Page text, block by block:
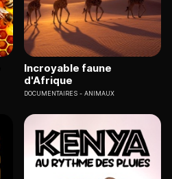
Incroyable faune
d'Afrique
DOCUMENTAIRES ANIMAUX